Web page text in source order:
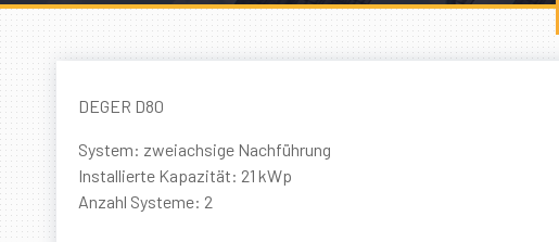
DEGER D80
System: zweiachsige Nachführung
Installierte Kapazität: 21 kWp
Anzahl Systeme: 2